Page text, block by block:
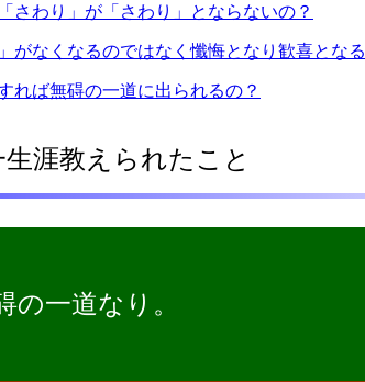
さわり」が「さわり」とならないの？
がなくなるのではなく懺悔となり歓喜となる
れば無碍の一道に出られるの？
涯教えられたこと
の一道なり。